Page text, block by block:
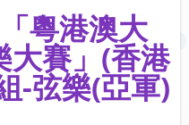
粵港澳大
大賽」(香港
-弦樂(亞軍)